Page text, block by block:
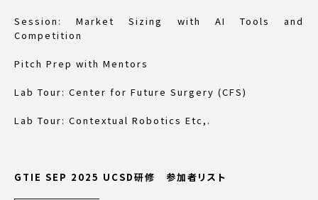
Session: Market Sizing with AI Tools and
Competition
Pitch Prep with Mentors
Lab Tour: Center for Future Surgery (CFS)
Lab Tour: Contextual Robotics Etc,.
GTIE SEP 2025 UCSD研修 参加者リスト